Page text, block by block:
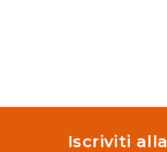
Iscriviti